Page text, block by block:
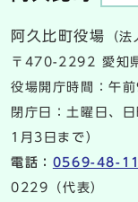
阿久比町役場
（
〒470-2292 愛知
役場開庁時間：午
閉庁日：土曜日、
1月3日まで）
電話： 0569-48-
0229（代表）